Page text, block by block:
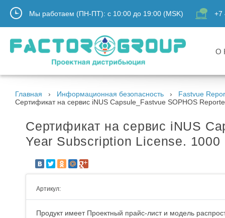
Мы работаем (ПН-ПТ): с 10:00 до 19:00 (MSK) +7
О
Главная Информационная безопасность
Fastvue
Сертификат на сервис iNUS Capsule_Fastvue SOPHOS
Сертификат на сервис iNUS
Year Subscription License. 1000
Артикул:
Продукт имеет Проектный прайс-лист и модель